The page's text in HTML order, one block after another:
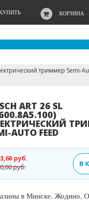
КОРЗИНА
триммер Semi-
ART 26 SL
AUTO FEED
руб.
руб.
В
в Минске, Жодино,